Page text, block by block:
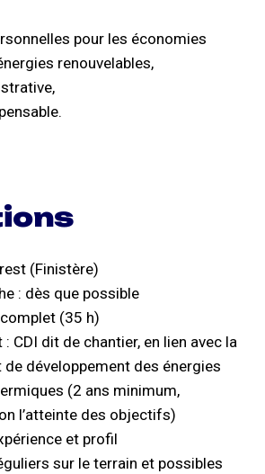
pour les économies
renouvelables,
(Finistère)
: dès que possible
(35 h)
: CDI dit de chantier, en lien avec la
développement des énergies
(2 ans minimum,
l’atteinte des objectifs)
et profil
sur le terrain et possibles